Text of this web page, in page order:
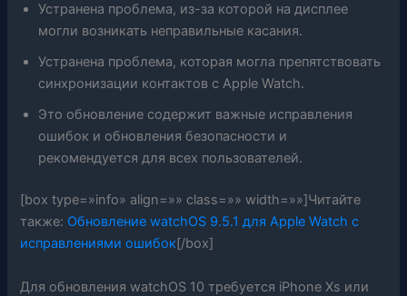
Устранена проблема, из-за которой на дисплее
могли возникать неправильные касания.
Устранена проблема, которая могла препятствовать
синхронизации контактов с Apple Watch.
Это обновление содержит важные исправления
ошибок и обновления безопасности и
рекомендуется для всех пользователей.
[box type=»info» align=»» class=»» width=»»]Читайте
также: Обновление watchOS 9.5.1 для Apple Watch с
исправлениями ошибок[/box]
Для обновления watchOS 10 требуется iPhone Xs или